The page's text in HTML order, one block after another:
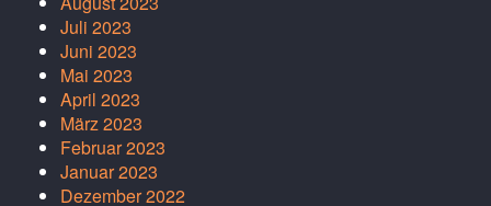
Juli 2023
Juni 2023
Mai 2023
April 2023
März 2023
Februar 2023
Januar 2023
Dezember 2022